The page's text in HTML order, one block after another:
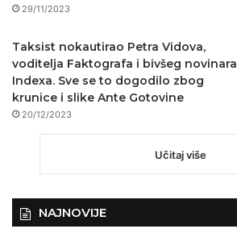
29/11/2023
Taksist nokautirao Petra Vidova,
voditelja Faktografa i bivšeg novinara
Indexa. Sve se to dogodilo zbog
krunice i slike Ante Gotovine
20/12/2023
Učitaj više
NAJNOVIJE